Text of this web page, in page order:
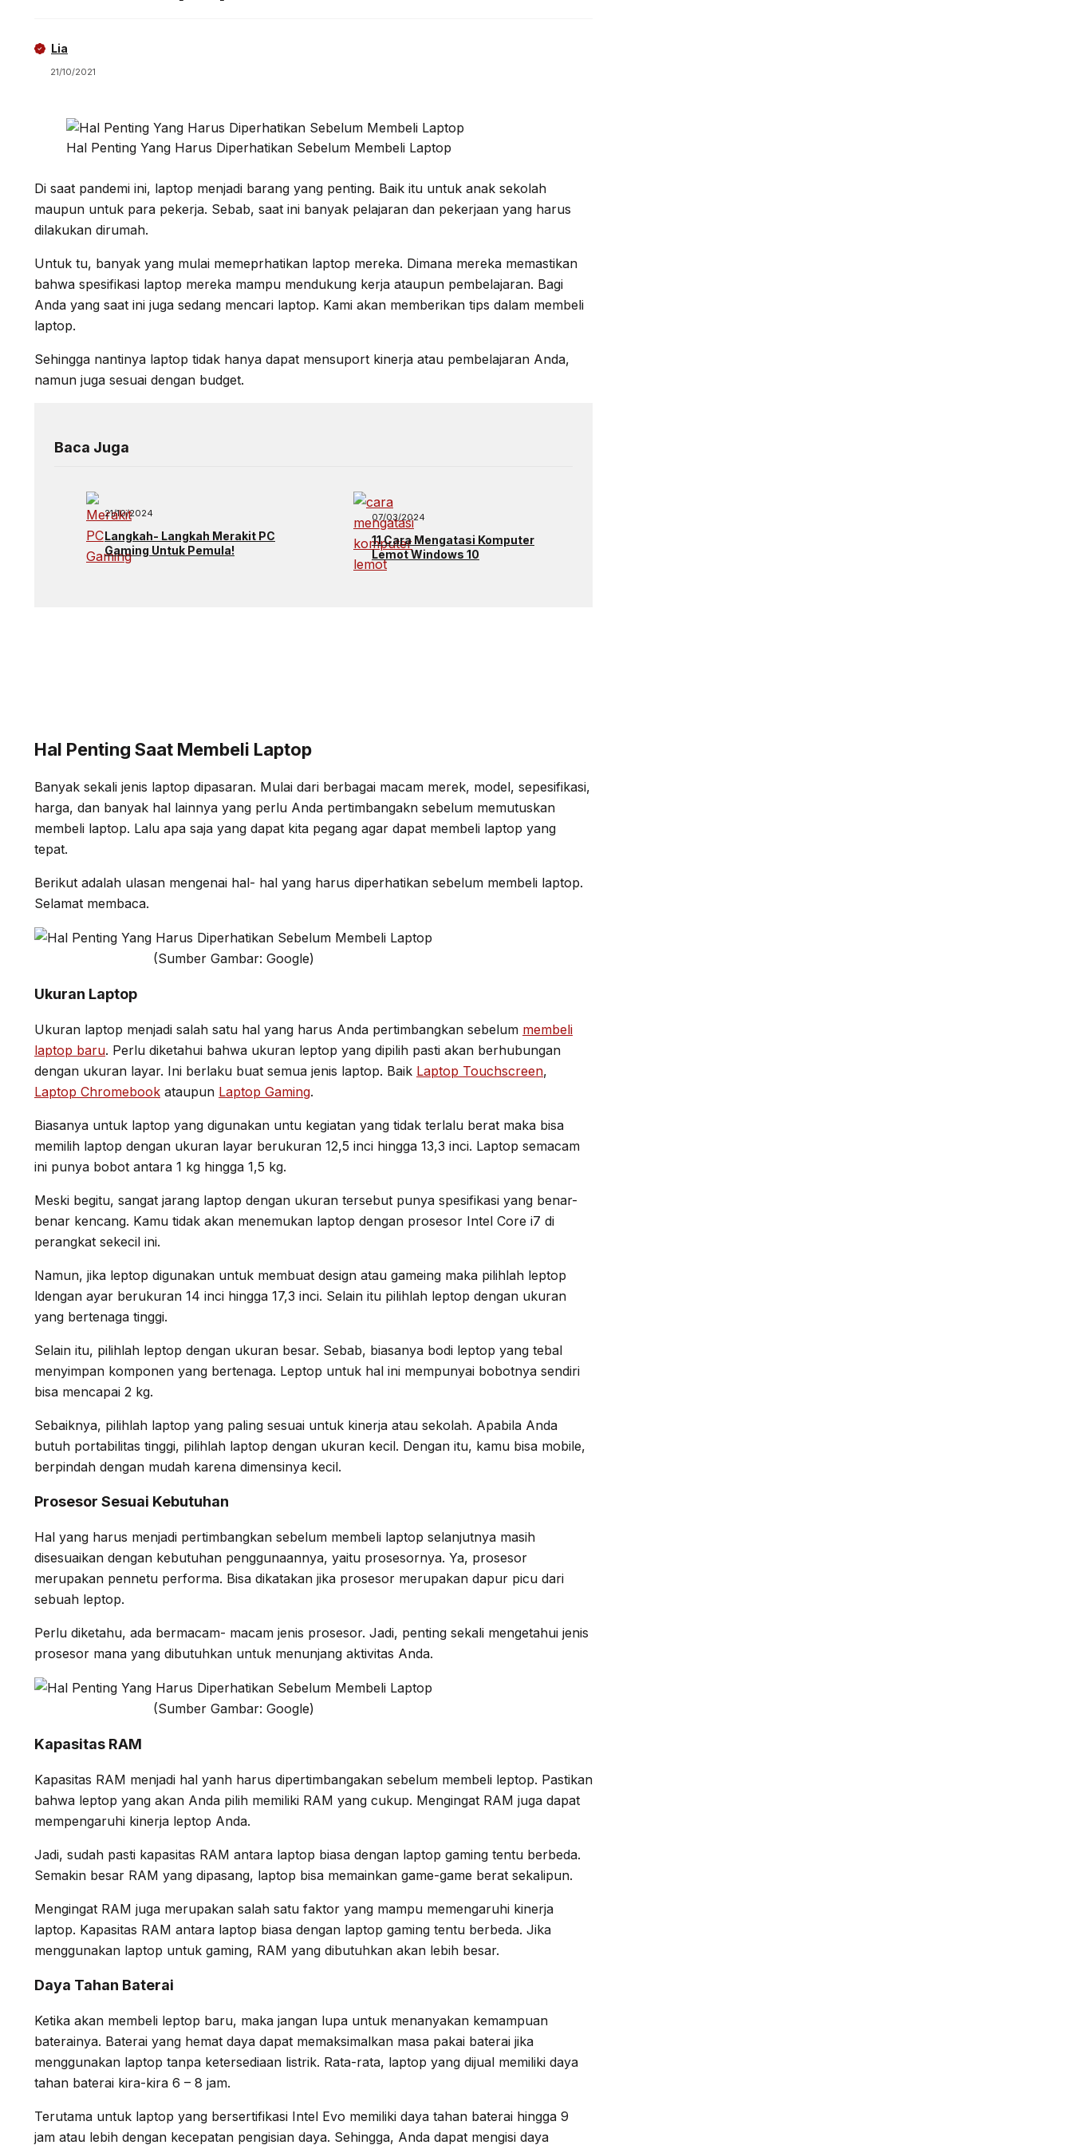
Lia
21/10/2021
Hal Penting Yang Harus Diperhatikan Sebelum Membeli Laptop
Di saat pandemi ini, laptop menjadi barang yang penting. Baik itu untuk anak sekolah
maupun untuk para pekerja. Sebab, saat ini banyak pelajaran dan pekerjaan yang harus
dilakukan dirumah.
Untuk tu, banyak yang mulai memeprhatikan laptop mereka. Dimana mereka memastikan
bahwa spesifikasi laptop mereka mampu mendukung kerja ataupun pembelajaran. Bagi
Anda yang saat ini juga sedang mencari laptop. Kami akan memberikan tips dalam membeli
laptop.
Sehingga nantinya laptop tidak hanya dapat mensuport kinerja atau pembelajaran Anda,
namun juga sesuai dengan budget.
Baca Juga
21/10/2024
Langkah- Langkah Merakit PC
Gaming Untuk Pemula!
07/03/2024
11 Cara Mengatasi Komputer
Lemot Windows 10
Hal Penting Saat Membeli Laptop
Banyak sekali jenis laptop dipasaran. Mulai dari berbagai macam merek, model, sepesifikasi,
harga, dan banyak hal lainnya yang perlu Anda pertimbangakn sebelum memutuskan
membeli laptop. Lalu apa saja yang dapat kita pegang agar dapat membeli laptop yang
tepat.
Berikut adalah ulasan mengenai hal- hal yang harus diperhatikan sebelum membeli laptop.
Selamat membaca.
(Sumber Gambar: Google)
Ukuran Laptop
Ukuran laptop menjadi salah satu hal yang harus Anda pertimbangkan sebelum membeli
laptop baru. Perlu diketahui bahwa ukuran leptop yang dipilih pasti akan berhubungan
dengan ukuran layar. Ini berlaku buat semua jenis laptop. Baik Laptop Touchscreen,
Laptop Chromebook ataupun Laptop Gaming.
Biasanya untuk laptop yang digunakan untu kegiatan yang tidak terlalu berat maka bisa
memilih laptop dengan ukuran layar berukuran 12,5 inci hingga 13,3 inci. Laptop semacam
ini punya bobot antara 1 kg hingga 1,5 kg.
Meski begitu, sangat jarang laptop dengan ukuran tersebut punya spesifikasi yang benar-
benar kencang. Kamu tidak akan menemukan laptop dengan prosesor Intel Core i7 di
perangkat sekecil ini.
Namun, jika leptop digunakan untuk membuat design atau gameing maka pilihlah leptop
ldengan ayar berukuran 14 inci hingga 17,3 inci. Selain itu pilihlah leptop dengan ukuran
yang bertenaga tinggi.
Selain itu, pilihlah leptop dengan ukuran besar. Sebab, biasanya bodi leptop yang tebal
menyimpan komponen yang bertenaga. Leptop untuk hal ini mempunyai bobotnya sendiri
bisa mencapai 2 kg.
Sebaiknya, pilihlah laptop yang paling sesuai untuk kinerja atau sekolah. Apabila Anda
butuh portabilitas tinggi, pilihlah laptop dengan ukuran kecil. Dengan itu, kamu bisa mobile,
berpindah dengan mudah karena dimensinya kecil.
Prosesor Sesuai Kebutuhan
Hal yang harus menjadi pertimbangkan sebelum membeli laptop selanjutnya masih
disesuaikan dengan kebutuhan penggunaannya, yaitu prosesornya. Ya, prosesor
merupakan pennetu performa. Bisa dikatakan jika prosesor merupakan dapur picu dari
sebuah leptop.
Perlu diketahu, ada bermacam- macam jenis prosesor. Jadi, penting sekali mengetahui jenis
prosesor mana yang dibutuhkan untuk menunjang aktivitas Anda.
(Sumber Gambar: Google)
Kapasitas RAM
Kapasitas RAM menjadi hal yanh harus dipertimbangakan sebelum membeli leptop. Pastikan
bahwa leptop yang akan Anda pilih memiliki RAM yang cukup. Mengingat RAM juga dapat
mempengaruhi kinerja leptop Anda.
Jadi, sudah pasti kapasitas RAM antara laptop biasa dengan laptop gaming tentu berbeda.
Semakin besar RAM yang dipasang, laptop bisa memainkan game-game berat sekalipun.
Mengingat RAM juga merupakan salah satu faktor yang mampu memengaruhi kinerja
laptop. Kapasitas RAM antara laptop biasa dengan laptop gaming tentu berbeda. Jika
menggunakan laptop untuk gaming, RAM yang dibutuhkan akan lebih besar.
Daya Tahan Baterai
Ketika akan membeli leptop baru, maka jangan lupa untuk menanyakan kemampuan
baterainya. Baterai yang hemat daya dapat memaksimalkan masa pakai baterai jika
menggunakan laptop tanpa ketersediaan listrik. Rata-rata, laptop yang dijual memiliki daya
tahan baterai kira-kira 6 – 8 jam.
Terutama untuk laptop yang bersertifikasi Intel Evo memiliki daya tahan baterai hingga 9
jam atau lebih dengan kecepatan pengisian daya. Sehingga, Anda dapat mengisi daya